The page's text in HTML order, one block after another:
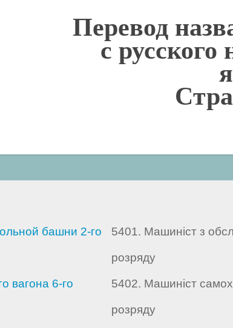
Перевод
с
башни 2-го 5401. Машиніст з
розряду
вагона 6-го 5402. Машиніст
розряду